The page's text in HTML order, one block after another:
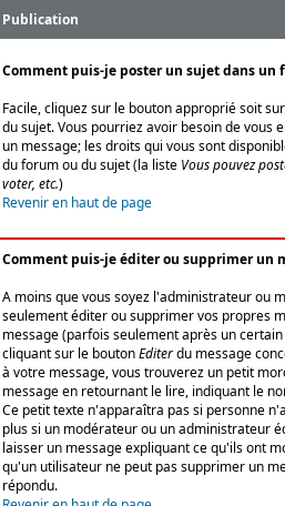
Publication
Comment puis-je poster un sujet dans un
Facile, cliquez sur le bouton approprié soit
du sujet. Vous pourriez avoir besoin de vous
un message; les droits qui vous sont
du forum ou du sujet (la liste Vous pouvez
voter, etc.)
Revenir en haut de page
Comment puis-je éditer ou supprimer un
A moins que vous soyez l'administrateur ou
seulement éditer ou supprimer vos propres
message (parfois seulement après un
cliquant sur le boutonEditerdu message
à votre message, vous trouverez un petit
message en retournant le lire, indiquant le
Ce petit texte n'apparaîtra pas si personne
plus si un modérateur ou un administrateur
laisser un message expliquant ce qu'ils ont
qu'un utilisateur ne peut pas supprimer un
répondu.